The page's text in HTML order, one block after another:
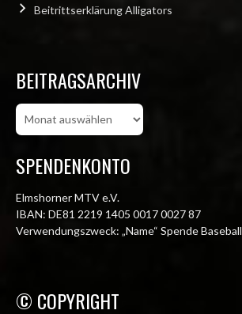
Beitrittserklärung Alligators
BEITRAGSARCHIV
Beitragsarchiv
SPENDENKONTO
Elmshorner MTV e.V.
IBAN: DE81 2219 1405 0017 0027 87
Verwendungszweck: „Name“ Spende Baseball
© COPYRIGHT